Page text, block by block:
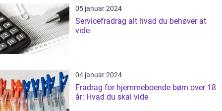
05 januar 2024
Servicefradrag alt hvad du behøver at
vide
04 januar 2024
Fradrag for hjemmeboende børn over 18
år: Hvad du skal vide